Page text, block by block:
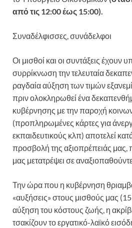
από τις 12:00 έως 15:00).
Συναδέλφισσες, συνάδελφοι
Οι μισθοί και οι συντάξεις έχουν
συρρίκνωση την τελευταία
ραγδαία αύξηση των τιμών
πριν ολοκληρωθεί ένα
κυβέρνησης με την παροχή
(προπληρωμένες κάρτες για
εκπαιδευτικούς κλπ) αποτελεί
προσβολή της αξιοπρέπειάς μας,
μας μετατρέψει σε
Την ώρα που η κυβέρνηση
«αυξήσεις» στους μισθούς μας
αύξηση του κόστους ζωής, η
τσακίζουν το εργατικό-λαϊκό